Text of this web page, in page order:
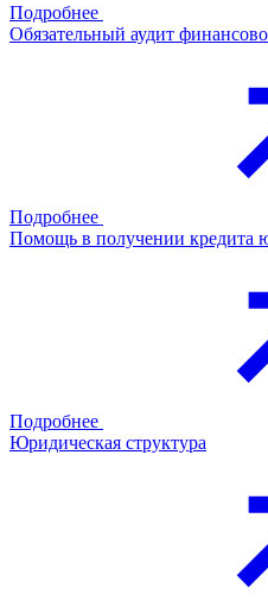
Подробнее
Обязательный аудит
Подробнее
Помощь в получении кредита
Подробнее
Юридическая структура